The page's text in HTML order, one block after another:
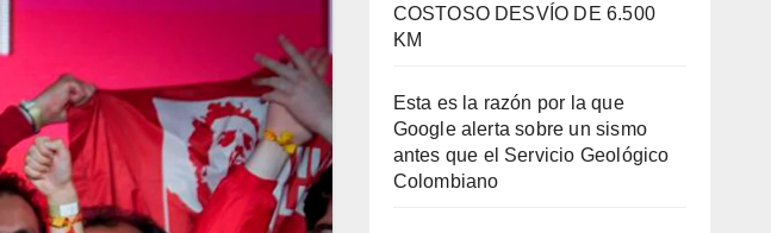
COSTOSO DESVÍO DE 6.500
KM
Esta es la razón por la que
Google alerta sobre un sismo
antes que el Servicio Geológico
Colombiano